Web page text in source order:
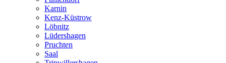
Karnin
Kenz-Küstrow
Löbnitz
Lüdershagen
Pruchten
Saal